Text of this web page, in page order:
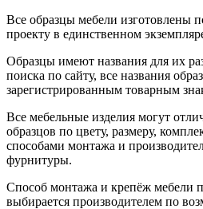
Все образцы мебели изготовлены
проекту в единственном
Образцы имеют названия для их
поиска по сайту, все названия
зарегистрированным товарным
Все мебельные изделия могут
образцов по цвету, размеру,
способами монтажа и
фурнитуры.
Способ монтажа и крепёж мебели
выбирается производителем по